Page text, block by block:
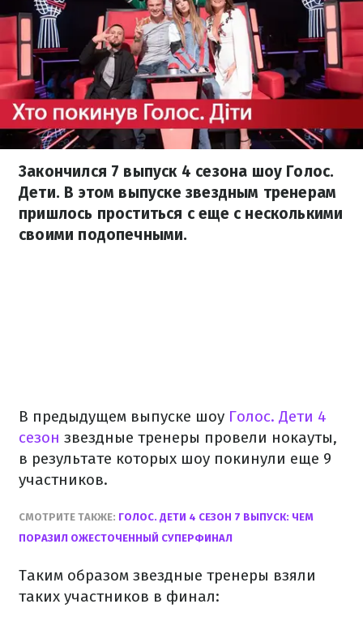
Закончился 7 выпуск 4 сезона шоу Голос.
Дети. В этом выпуске звездным тренерам
пришлось проститься с еще с несколькими
своими подопечными.
В предыдущем выпуске шоу Голос. Дети 4
сезон звездные тренеры провели нокауты,
в результате которых шоу покинули еще 9
участников.
СМОТРИТЕ ТАКЖЕ: ГОЛОС. ДЕТИ 4 СЕЗОН 7 ВЫПУСК: ЧЕМ
ПОРАЗИЛ ОЖЕСТОЧЕННЫЙ СУПЕРФИНАЛ
Таким образом звездные тренеры взяли
таких участников в финал: